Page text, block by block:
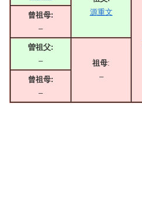
源重文
曾祖母:
–
曽祖父:
–
祖母:
–
曾祖母:
–